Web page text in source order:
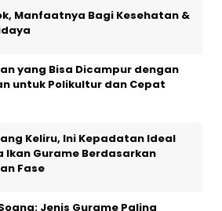
Manfaatnya Bagi Kesehatan &
yang Bisa Dicampur dengan
untuk Polikultur dan Cepat
Keliru, Ini Kepadatan Ideal
Ikan Gurame Berdasarkan
Fase
Jenis Gurame Paling